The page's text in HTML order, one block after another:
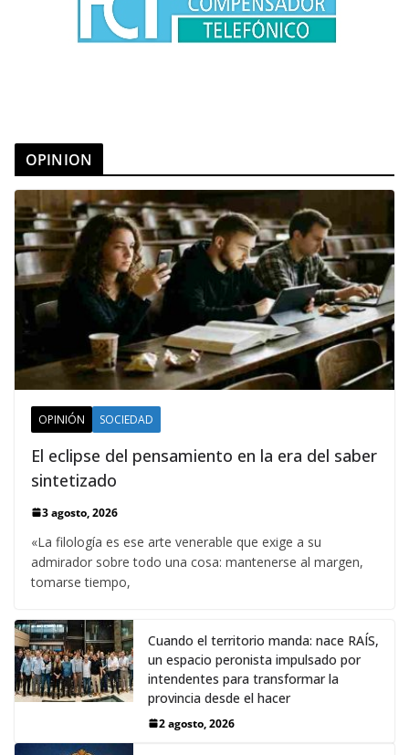
OPINION
OPINIÓN SOCIEDAD
El eclipse del pensamiento en la era del saber
sintetizado
3 agosto, 2026
«La filología es ese arte venerable que exige a su
admirador sobre todo una cosa: mantenerse al margen,
tomarse tiempo,
Cuando el territorio manda: nace RAÍS,
un espacio peronista impulsado por
intendentes para transformar la
provincia desde el hacer
2 agosto, 2026